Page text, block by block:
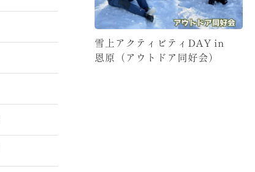
雪上アクティビティDAY in
恩原（アウトドア同好会）